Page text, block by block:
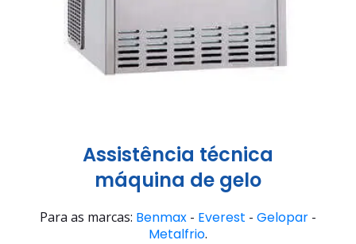
Assistência técnica
máquina de gelo
Para as marcas: Benmax - Everest - Gelopar -
Metalfrio.